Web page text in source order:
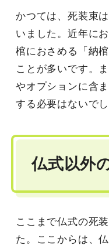
かつては、死装束
いました。近年に
棺におさめる「納
ことが多いです。
やオプションに含
する必要はないでし
仏式以外
ここまで仏式の死
た。ここからは、